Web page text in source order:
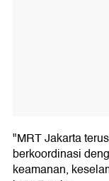
"MRT Jakarta
berkoordinasi
keamanan,